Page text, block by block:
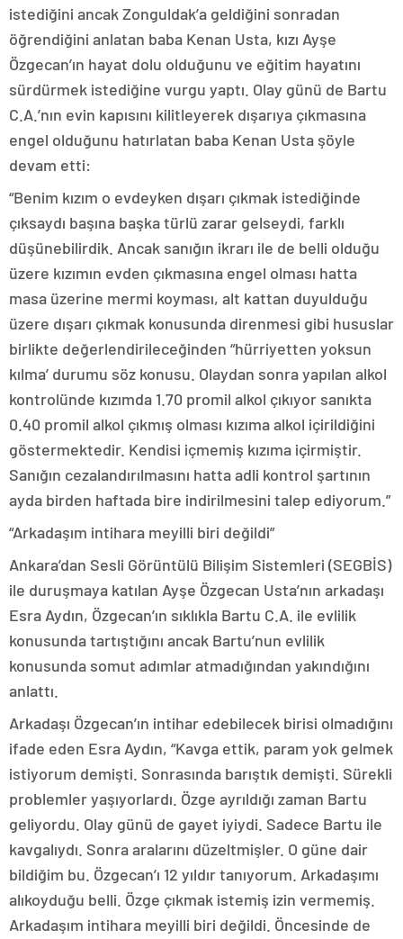
istediğini ancak Zonguldak’a geldiğini sonradan
öğrendiğini anlatan baba Kenan Usta, kızı Ayşe
Özgecan’ın hayat dolu olduğunu ve eğitim hayatını
sürdürmek istediğine vurgu yaptı. Olay günü de Bartu
C.A.’nın evin kapısını kilitleyerek dışarıya çıkmasına
engel olduğunu hatırlatan baba Kenan Usta şöyle
devam etti:
“Benim kızım o evdeyken dışarı çıkmak istediğinde
çıksaydı başına başka türlü zarar gelseydi, farklı
düşünebilirdik. Ancak sanığın ikrarı ile de belli olduğu
üzere kızımın evden çıkmasına engel olması hatta
masa üzerine mermi koyması, alt kattan duyulduğu
üzere dışarı çıkmak konusunda direnmesi gibi hususlar
birlikte değerlendirileceğinden “hürriyetten yoksun
kılma’ durumu söz konusu. Olaydan sonra yapılan alkol
kontrolünde kızımda 1.70 promil alkol çıkıyor sanıkta
0.40 promil alkol çıkmış olması kızıma alkol içirildiğini
göstermektedir. Kendisi içmemiş kızıma içirmiştir.
Sanığın cezalandırılmasını hatta adli kontrol şartının
ayda birden haftada bire indirilmesini talep ediyorum.”
“Arkadaşım intihara meyilli biri değildi”
Ankara’dan Sesli Görüntülü Bilişim Sistemleri (SEGBİS)
ile duruşmaya katılan Ayşe Özgecan Usta’nın arkadaşı
Esra Aydın, Özgecan’ın sıklıkla Bartu C.A. ile evlilik
konusunda tartıştığını ancak Bartu’nun evlilik
konusunda somut adımlar atmadığından yakındığını
anlattı.
Arkadaşı Özgecan’ın intihar edebilecek birisi olmadığını
ifade eden Esra Aydın, “Kavga ettik, param yok gelmek
istiyorum demişti. Sonrasında barıştık demişti. Sürekli
problemler yaşıyorlardı. Özge ayrıldığı zaman Bartu
geliyordu. Olay günü de gayet iyiydi. Sadece Bartu ile
kavgalıydı. Sonra aralarını düzeltmişler. O güne dair
bildiğim bu. Özgecan’ı 12 yıldır tanıyorum. Arkadaşımı
alıkoyduğu belli. Özge çıkmak istemiş izin vermemiş.
Arkadaşım intihara meyilli biri değildi. Öncesinde de